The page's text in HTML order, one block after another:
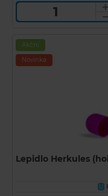
Akční
Novinka
Lepidlo Herkules
U